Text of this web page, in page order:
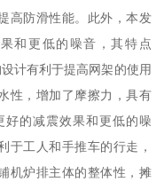
高防滑性能。此外，本发
和更低的噪音，其特点
计有利于提高网架的使用
性，增加了摩擦力，具有
的减震效果和更低的噪
于工人和手推车的行走，
机炉排主体的整体性，摊